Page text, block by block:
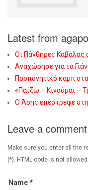
Latest from
Οι Πάνθηρες Καβάλας
Αναχώρησε για τα
Προπονητικό καμπ
«Παίζω – Κινούμαι –
Ο Άρης επέστρεψε
Leave a comment
Make sure you enter all the
(*). HTML code is not allowed.
Name *